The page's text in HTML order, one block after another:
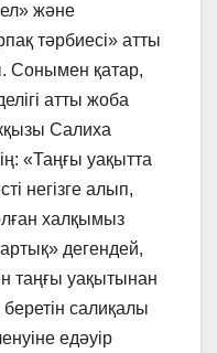
және
тәрбиесі» атты
Сонымен қатар,
атты жоба
Салиха
«Таңғы уақытта
негізге алып,
халқымыз
артық» дегендей,
таңғы уақытынан
салиқалы
едәуір